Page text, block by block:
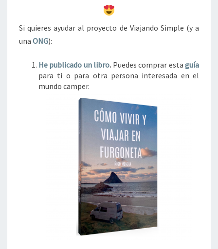
Si quieres ayudar al proyecto de Viajando Simple (y a
una ONG):
He publicado un libro. Puedes comprar estaguía
para ti o para otra persona interesada en el
mundo camper.